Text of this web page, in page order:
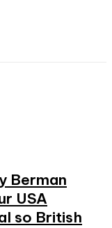
Berman
USA
so British